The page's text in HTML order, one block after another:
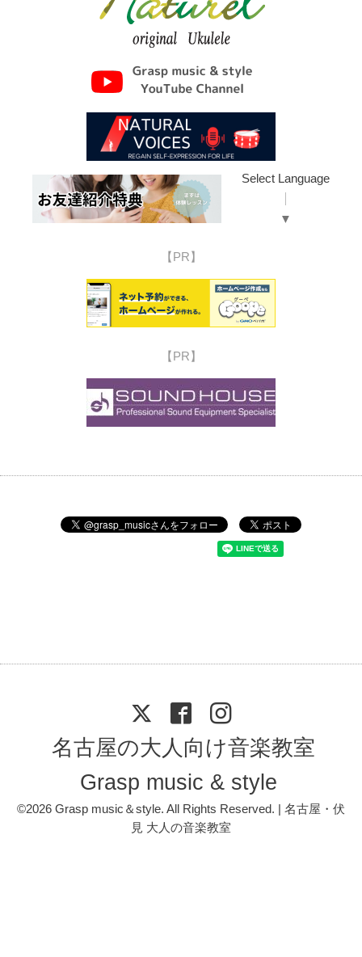
Select Language
▼
【PR】
【PR】
名古屋の大人向け音楽教室
Grasp music & style
©2026 Grasp music＆style. All Rights Reserved. | 名古屋・伏
見 大人の音楽教室